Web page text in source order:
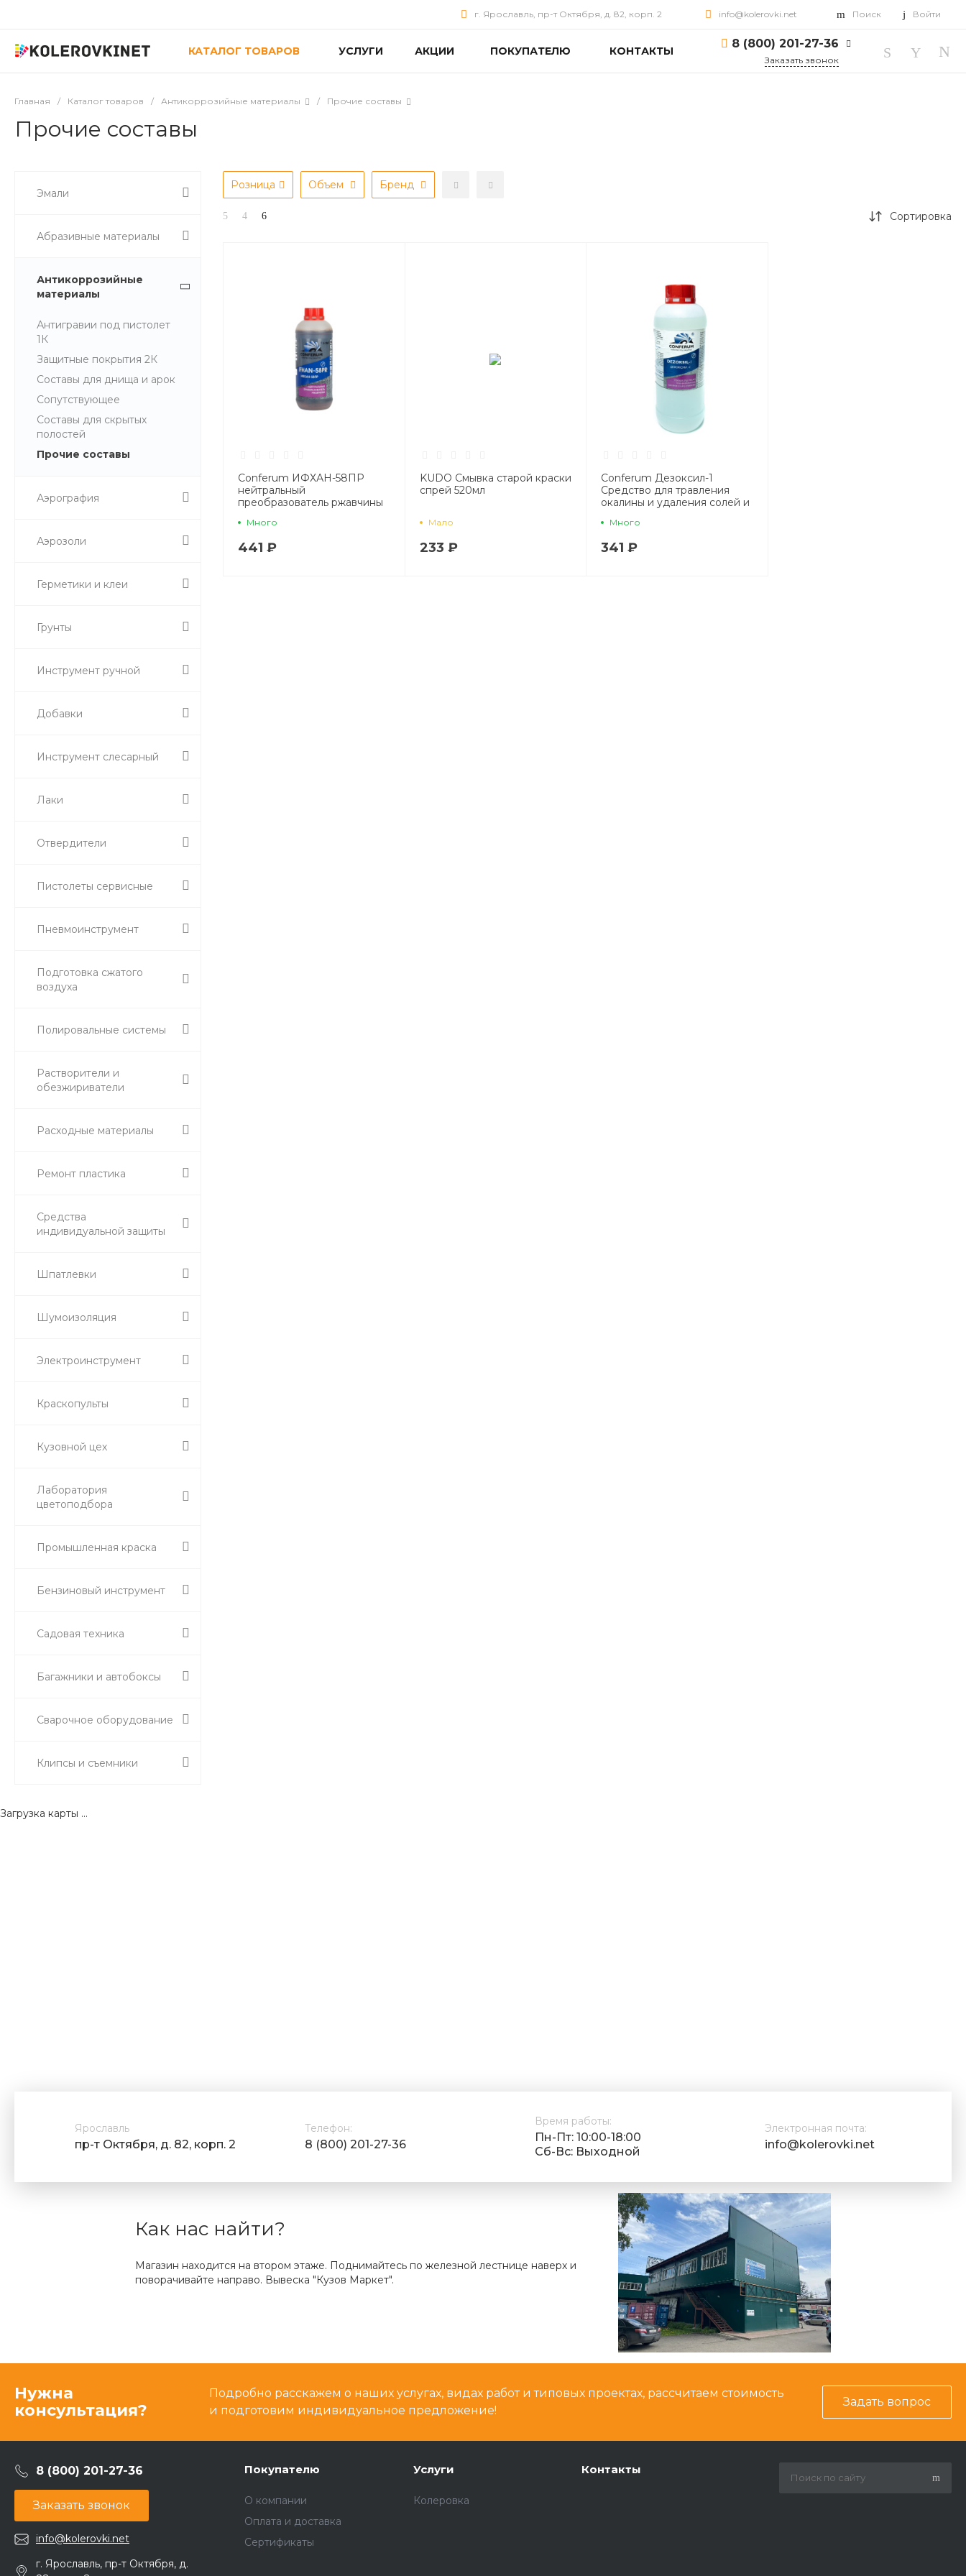
г. Ярославль, пр-т Октября, д. 82, корп. 2 info@kolerovki.net Поиск Войти
КАТАЛОГ ТОВАРОВ УСЛУГИ АКЦИИ ПОКУПАТЕЛЮ КОНТАКТЫ
8 (800) 201-27-36
Заказать звонок
Главная / Каталог товаров / Антикоррозийные материалы / Прочие составы
Прочие составы
Эмали
Абразивные материалы
Антикоррозийные
материалы
Антигравии под пистолет
1К
Защитные покрытия 2К
Составы для днища и арок
Сопутствующее
Составы для скрытых
полостей
Прочие составы
Аэрография
Аэрозоли
Герметики и клеи
Грунты
Инструмент ручной
Добавки
Инструмент слесарный
Лаки
Отвердители
Пистолеты сервисные
Пневмоинструмент
Подготовка сжатого
воздуха
Полировальные системы
Растворители и
обезжириватели
Расходные материалы
Ремонт пластика
Средства
индивидуальной защиты
Шпатлевки
Шумоизоляция
Электроинструмент
Краскопульты
Кузовной цех
Лаборатория
цветоподбора
Промышленная краска
Бензиновый инструмент
Садовая техника
Багажники и автобоксы
Сварочное оборудование
Клипсы и съемники
Розница Объем Бренд
Сортировка
Conferum ИФХАН-58ПР
нейтральный
преобразователь ржавчины
Много
441 ₽
KUDO Смывка старой краски
спрей 520мл
Мало
233 ₽
Conferum Дезоксил-1
Средство для травления
окалины и удаления солей и
Много
341 ₽
Загрузка карты ...
Ярославль
пр-т Октября, д. 82, корп. 2
Телефон:
8 (800) 201-27-36
Время работы:
Пн-Пт: 10:00-18:00
Cб-Вс: Выходной
Электронная почта:
info@kolerovki.net
Как нас найти?
Магазин находится на втором этаже. Поднимайтесь по железной лестнице наверх и
поворачивайте направо. Вывеска "Кузов Маркет".
Нужна
консультация?
Подробно расскажем о наших услугах, видах работ и типовых проектах, рассчитаем стоимость
и подготовим индивидуальное предложение!
Задать вопрос
8 (800) 201-27-36
Заказать звонок
info@kolerovki.net
г. Ярославль, пр-т Октября, д.
Покупателю
О компании
Оплата и доставка
Сертификаты
Услуги
Колеровка
Контакты